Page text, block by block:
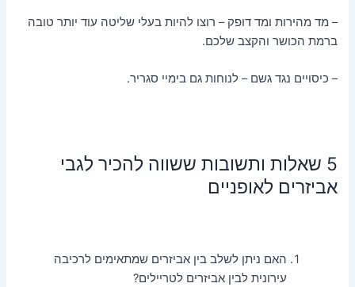
– מד מהירות ומד דופק – רוצו להיות בעלי שליטה עוד יותר טובה
ברמת הכושר והקצב שלכם.
– כיסויים נגד גשם – לנוחות גם בימיי סגריר.
5 שאלות ותשובות ששווה להכיר לגבי
אביזרים לאופניים
האם ניתן לשלב בין אביזרים שמתאימים לרכיבה
עירונית לבין אביזרים לטריילים?